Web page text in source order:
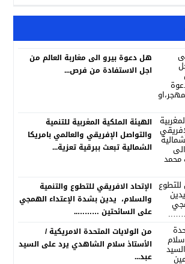
هل دعوة بيرو الى مغاربة العالم من
اجل الاستفادة من فرص...
الهيئة الملكية المغربية للتنمية
والتواصل الإفريقي والعالمي بامريكا
الشمالية تبعث ببرقية تعزية...
الإتحاد الافريقي للتطوع والتنمية
والسلام، يدين بشدة الإعتداء الهمجي
على السائحتين ………..
من الولايات المتحدة الامريكية /
الأستاذ سلام الشاهدي يرد على السيد
عبد...